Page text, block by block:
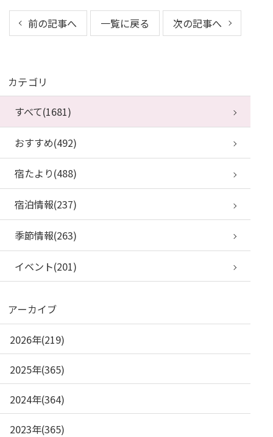
前の記事へ 一覧に戻る 次の記事へ
カテゴリ
すべて(1681)
おすすめ(492)
宿たより(488)
宿泊情報(237)
季節情報(263)
イベント(201)
アーカイブ
2026年(219)
2025年(365)
2024年(364)
2023年(365)